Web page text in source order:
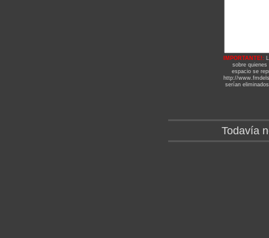
IMPORTANTE!:
sobre
espacio se
http://
serían
Todavía